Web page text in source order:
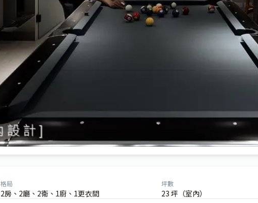
格局
2房、2廳、2衛、1廚、1更衣間
坪數
23 坪（室內）